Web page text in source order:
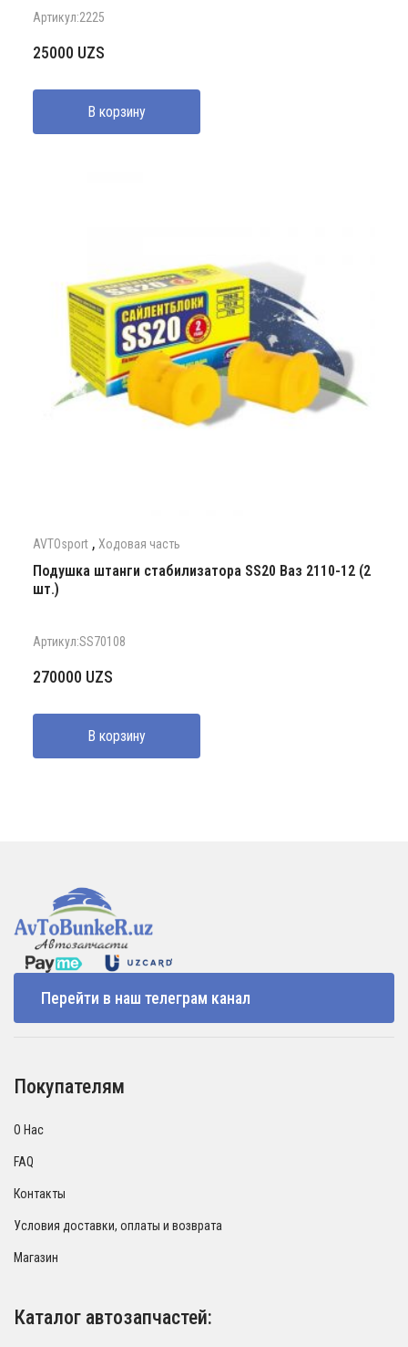
Артикул:2225
25000 UZS
В корзину
AVTOsport , Ходовая часть
Подушка штанги стабилизатора SS20 Ваз 2110-12 (2
шт.)
Артикул:SS70108
270000 UZS
В корзину
Перейти в наш телеграм канал
Покупателям
О Нас
FAQ
Контакты
Условия доставки, оплаты и возврата
Магазин
Каталог автозапчастей: